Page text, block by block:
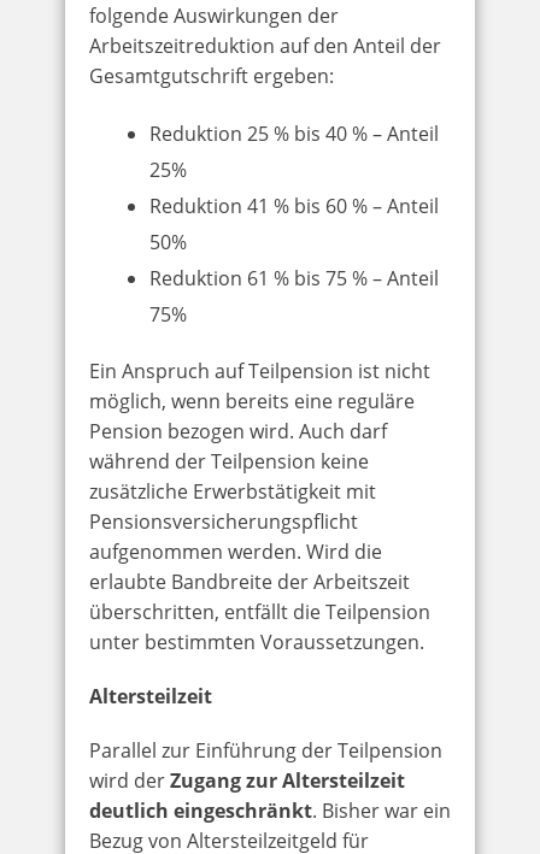
folgende Auswirkungen der
Arbeitszeitreduktion auf den Anteil der
Gesamtgutschrift ergeben:
Reduktion 25 % bis 40 % – Anteil
25%
Reduktion 41 % bis 60 % – Anteil
50%
Reduktion 61 % bis 75 % – Anteil
75%
Ein Anspruch auf Teilpension ist nicht
möglich, wenn bereits eine reguläre
Pension bezogen wird. Auch darf
während der Teilpension keine
zusätzliche Erwerbstätigkeit mit
Pensionsversicherungspflicht
aufgenommen werden. Wird die
erlaubte Bandbreite der Arbeitszeit
überschritten, entfällt die Teilpension
unter bestimmten Voraussetzungen.
Altersteilzeit
Parallel zur Einführung der Teilpension
wird derZugang zur Altersteilzeit
deutlich eingeschränkt. Bisher war ein
Bezug von Altersteilzeitgeld für